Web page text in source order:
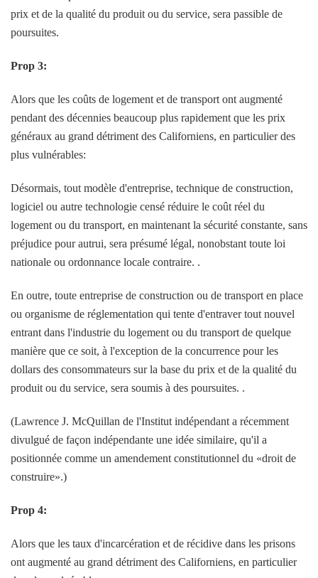
prix et de la qualité du produit ou du service, sera passible de
poursuites.
Prop 3:
Alors que les coûts de logement et de transport ont augmenté
pendant des décennies beaucoup plus rapidement que les prix
généraux au grand détriment des Californiens, en particulier des
plus vulnérables:
Désormais, tout modèle d'entreprise, technique de construction,
logiciel ou autre technologie censé réduire le coût réel du
logement ou du transport, en maintenant la sécurité constante, sans
préjudice pour autrui, sera présumé légal, nonobstant toute loi
nationale ou ordonnance locale contraire. .
En outre, toute entreprise de construction ou de transport en place
ou organisme de réglementation qui tente d'entraver tout nouvel
entrant dans l'industrie du logement ou du transport de quelque
manière que ce soit, à l'exception de la concurrence pour les
dollars des consommateurs sur la base du prix et de la qualité du
produit ou du service, sera soumis à des poursuites. .
(Lawrence J. McQuillan de l'Institut indépendant a récemment
divulgué de façon indépendante une idée similaire, qu'il a
positionnée comme un amendement constitutionnel du «droit de
construire».)
Prop 4:
Alors que les taux d'incarcération et de récidive dans les prisons
ont augmenté au grand détriment des Californiens, en particulier